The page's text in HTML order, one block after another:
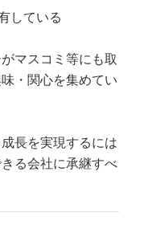
している
マスコミ等にも取
・関心を集めてい
長を実現するには
る会社に承継すべ